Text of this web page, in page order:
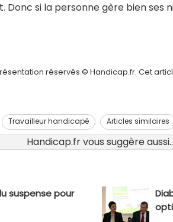
si la personne gère bien ses
réservés.© Handicap.fr. Cet
Travailleur handicapé Articles similaires
Handicap.fr vous suggère
suspense pour